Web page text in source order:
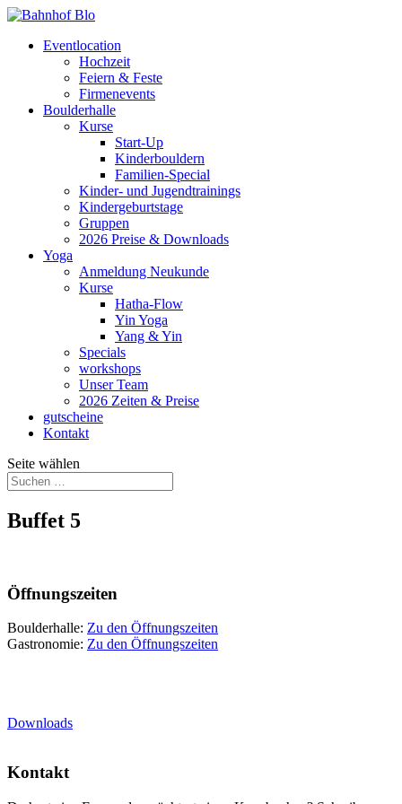
Eventlocation
Hochzeit
Feiern & Feste
Firmenevents
Boulderhalle
Kurse
Start-Up
Kinderbouldern
Familien-Special
Kinder- und Jugendtrainings
Kindergeburtstage
Gruppen
2026 Preise & Downloads
Yoga
Anmeldung Neukunde
Kurse
Hatha-Flow
Yin Yoga
Yang & Yin
Specials
workshops
Unser Team
2026 Zeiten & Preise
gutscheine
Kontakt
Seite wählen
Buffet 5
Öffnungszeiten
Boulderhalle: Zu den Öffnungszeiten
Gastronomie: Zu den Öffnungszeiten
Downloads
Kontakt